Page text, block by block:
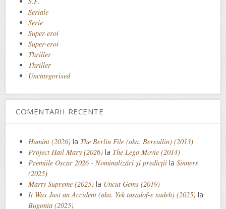
Seriale
Serie
Super-eroi
Super-eroi
Thriller
Thriller
Uncategorised
COMENTARII RECENTE
Humint (2026) la The Berlin File (aka. Bereullin) (2013)
Project Hail Mary (2026) la The Lego Movie (2014)
Premiile Oscar 2026 - Nominalizări și predicții la Sinners
(2025)
Marty Supreme (2025) la Uncut Gems (2019)
It Was Just an Accident (aka. Yek tasadof-e sadeh) (2025) la
Bugonia (2025)